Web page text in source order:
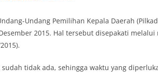
Undang Pemilihan Kepala Daerah
2015. Hal tersebut disepakati
tidak ada, sehingga waktu yang